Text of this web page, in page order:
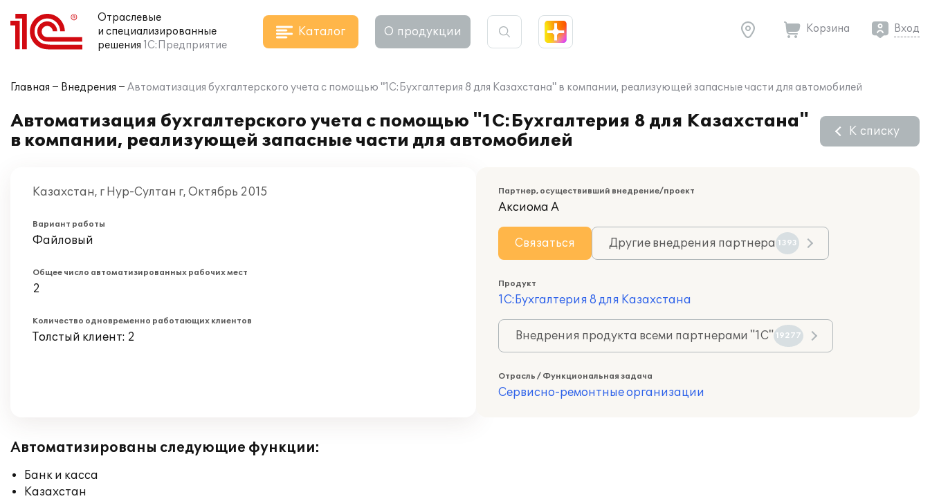
Отраслевые
и специализированные
решения 1С:Предприятие
Каталог О продукции Корзина Вход
Главная Внедрения Автоматизация бухгалтерского учета с помощью "1С:Бухгалтерия 8 для Казахстана" в компании, реализующей запасные части для автомобилей
Автоматизация бухгалтерского учета с помощью "1С:Бухгалтерия 8 для Казахстана"
в компании, реализующей запасные части для автомобилей
К списку
Казахстан, г Нур-Султан г, Октябрь 2015
Вариант работы
Файловый
Общее число автоматизированных рабочих мест
2
Количество одновременно работающих клиентов
Толстый клиент: 2
Партнер, осуществивший внедрение/проект
Аксиома А
Связаться Другие внедрения партнера 1393
Продукт
1С:Бухгалтерия 8 для Казахстана
Внедрения продукта всеми партнерами "1С" 19277
Отрасль / Функциональная задача
Сервисно-ремонтные организации
Автоматизированы следующие функции:
Банк и касса
Казахстан